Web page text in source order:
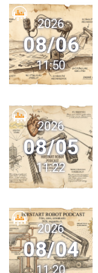
2026
08/06
11:50
2026
08/05
11:22
2026
08/04
11:20